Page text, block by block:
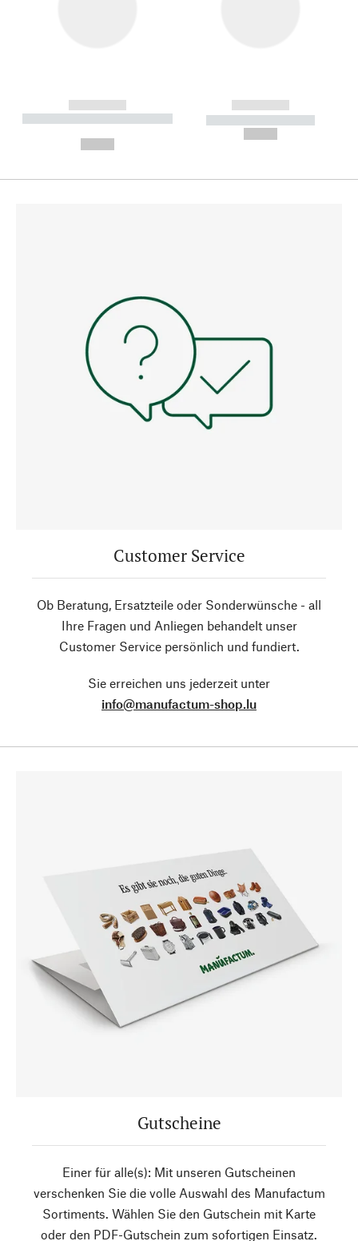
------------
----------- ----------- --------
------------
----------- -----------
Customer Service
Ob Beratung, Ersatzteile oder Sonderwünsche - all
Ihre Fragen und Anliegen behandelt unser
Customer Service persönlich und fundiert.
Sie erreichen uns jederzeit unter
info@manufactum-shop.lu
Gutscheine
Einer für alle(s): Mit unseren Gutscheinen
verschenken Sie die volle Auswahl des Manufactum
Sortiments. Wählen Sie den Gutschein mit Karte
oder den PDF-Gutschein zum sofortigen Einsatz.